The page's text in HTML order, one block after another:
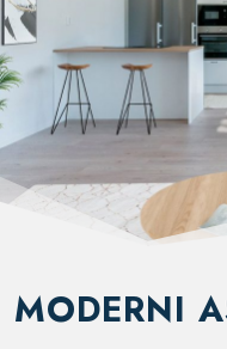
MODERNI